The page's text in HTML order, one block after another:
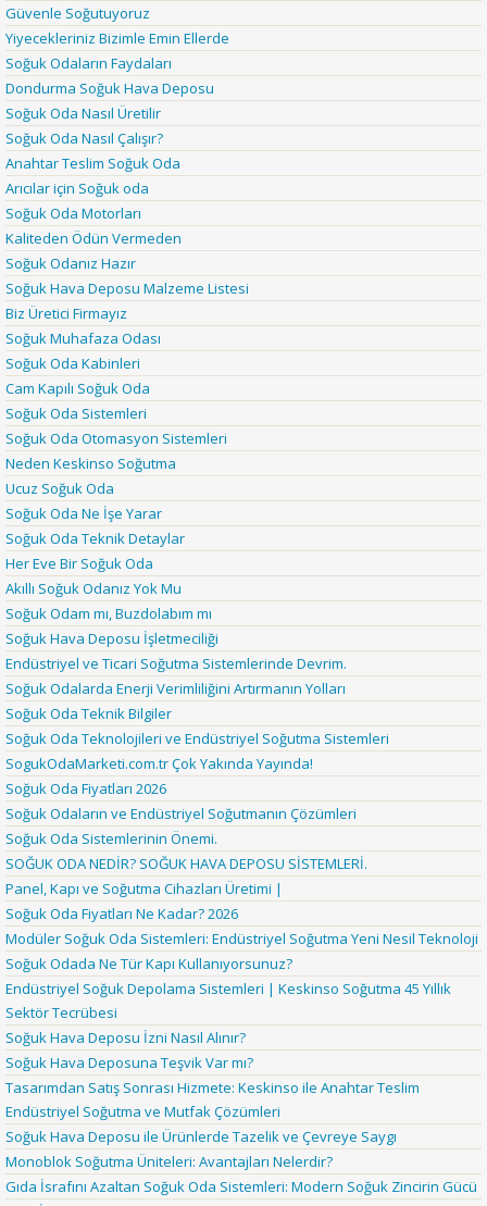
Güvenle Soğutuyoruz
Yiyecekleriniz Bizimle Emin Ellerde
Soğuk Odaların Faydaları
Dondurma Soğuk Hava Deposu
Soğuk Oda Nasıl Üretilir
Soğuk Oda Nasıl Çalışır?
Anahtar Teslim Soğuk Oda
Arıcılar için Soğuk oda
Soğuk Oda Motorları
Kaliteden Ödün Vermeden
Soğuk Odanız Hazır
Soğuk Hava Deposu Malzeme Listesi
Biz Üretici Firmayız
Soğuk Muhafaza Odası
Soğuk Oda Kabinleri
Cam Kapılı Soğuk Oda
Soğuk Oda Sistemleri
Soğuk Oda Otomasyon Sistemleri
Neden Keskinso Soğutma
Ucuz Soğuk Oda
Soğuk Oda Ne İşe Yarar
Soğuk Oda Teknik Detaylar
Her Eve Bir Soğuk Oda
Akıllı Soğuk Odanız Yok Mu
Soğuk Odam mı, Buzdolabım mı
Soğuk Hava Deposu İşletmeciliği
Endüstriyel ve Ticari Soğutma Sistemlerinde Devrim.
Soğuk Odalarda Enerji Verimliliğini Artırmanın Yolları
Soğuk Oda Teknik Bilgiler
Soğuk Oda Teknolojileri ve Endüstriyel Soğutma Sistemleri
SogukOdaMarketi.com.tr Çok Yakında Yayında!
Soğuk Oda Fiyatları 2026
Soğuk Odaların ve Endüstriyel Soğutmanın Çözümleri
Soğuk Oda Sistemlerinin Önemi.
SOĞUK ODA NEDİR? SOĞUK HAVA DEPOSU SİSTEMLERİ.
Panel, Kapı ve Soğutma Cihazları Üretimi |
Soğuk Oda Fiyatları Ne Kadar? 2026
Modüler Soğuk Oda Sistemleri: Endüstriyel Soğutma Yeni Nesil Teknoloji
Soğuk Odada Ne Tür Kapı Kullanıyorsunuz?
Endüstriyel Soğuk Depolama Sistemleri | Keskinso Soğutma 45 Yıllık
Sektör Tecrübesi
Soğuk Hava Deposu İzni Nasıl Alınır?
Soğuk Hava Deposuna Teşvik Var mı?
Tasarımdan Satış Sonrası Hizmete: Keskinso ile Anahtar Teslim
Endüstriyel Soğutma ve Mutfak Çözümleri
Soğuk Hava Deposu ile Ürünlerde Tazelik ve Çevreye Saygı
Monoblok Soğutma Üniteleri: Avantajları Nelerdir?
Gıda İsrafını Azaltan Soğuk Oda Sistemleri: Modern Soğuk Zincirin Gücü